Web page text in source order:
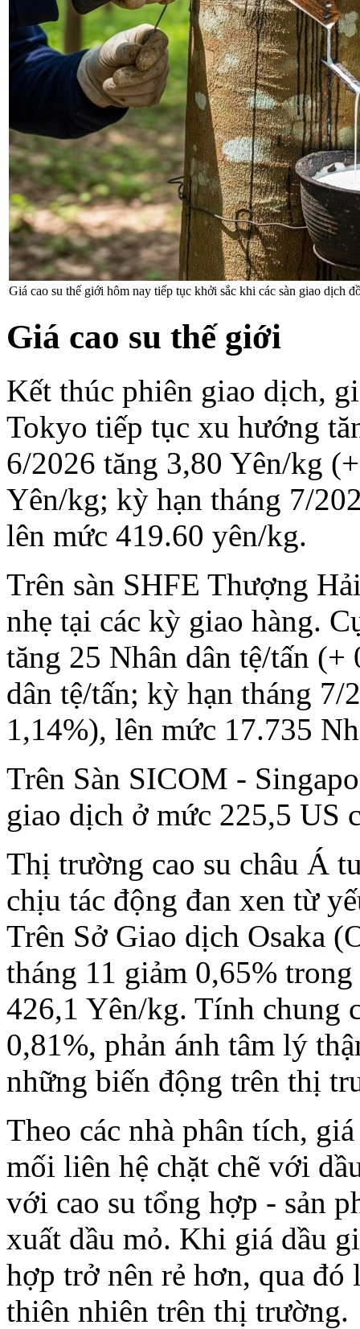
Giá cao su thế giới hôm nay tiếp tục khởi sắc khi các sàn giao dịch
Giá cao su thế giới
Kết thúc phiên giao dịch,
Tokyo tiếp tục xu hướng
6/2026 tăng 3,80 Yên/kg
Yên/kg; kỳ hạn tháng 7/
lên mức 419.60 yên/kg.
Trên sàn SHFE Thượng
nhẹ tại các kỳ giao hàng.
tăng 25 Nhân dân tệ/tấn
dân tệ/tấn; kỳ hạn tháng 7/
1,14%), lên mức 17.735
Trên Sàn SICOM -
giao dịch ở mức 225,5 US
Thị trường cao su châu Á
chịu tác động đan xen từ
Trên Sở Giao dịch Osaka
tháng 11 giảm 0,65%
426,1 Yên/kg. Tính chung
0,81%, phản ánh tâm lý
những biến động trên thị
Theo các nhà phân tích,
mối liên hệ chặt chẽ với
với cao su tổng hợp - sản
xuất dầu mỏ. Khi giá dầu
hợp trở nên rẻ hơn, qua đó
thiên nhiên trên thị trường.